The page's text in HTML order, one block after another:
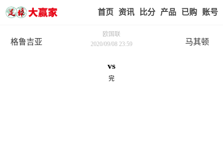
首页 赢家视点赛事比分实战版入口
我的
欧国联
2020/09/08 23:59
vs
完
格鲁吉亚 马其顿